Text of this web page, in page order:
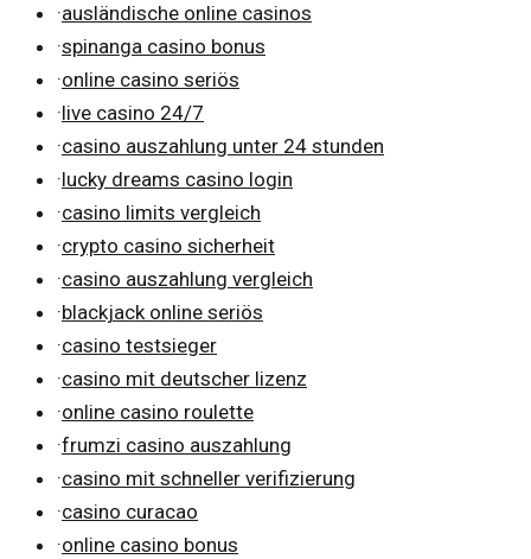
·ausländische online casinos
·spinanga casino bonus
·online casino seriös
·live casino 24/7
·casino auszahlung unter 24 stunden
·lucky dreams casino login
·casino limits vergleich
·crypto casino sicherheit
·casino auszahlung vergleich
·blackjack online seriös
·casino testsieger
·casino mit deutscher lizenz
·online casino roulette
·frumzi casino auszahlung
·casino mit schneller verifizierung
·casino curacao
·online casino bonus